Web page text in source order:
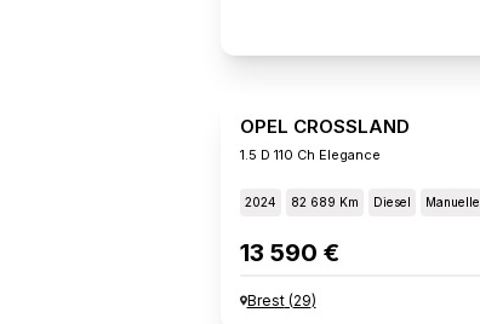
OPEL CROSSLAND
1.5 D 110 Ch Elegance
2024 82 689 Km Diesel Manuelle
13 590 €
Brest(29)